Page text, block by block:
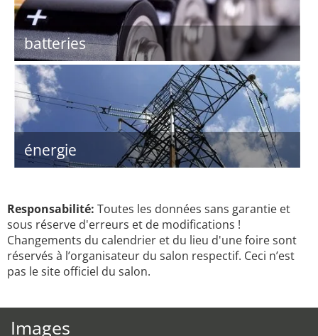
batteries
énergie
Responsabilité: Toutes les données sans garantie et
sous réserve d'erreurs et de modifications !
Changements du calendrier et du lieu d'une foire sont
réservés à l’organisateur du salon respectif. Ceci n’est
pas le site officiel du salon.
Images